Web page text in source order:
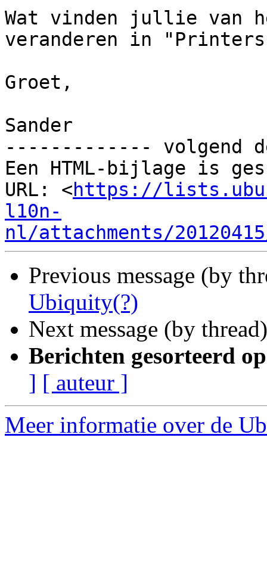
Wat vinden jullie van
veranderen in
Groet,
Sander
------------- volgend
Een HTML-bijlage is
URL: <https://
l10n-
nl/attachments/
Previous message (by
Ubiquity(?)
Next message (by
Berichten gesorteerd
] [ auteur ]
Meer informatie over de